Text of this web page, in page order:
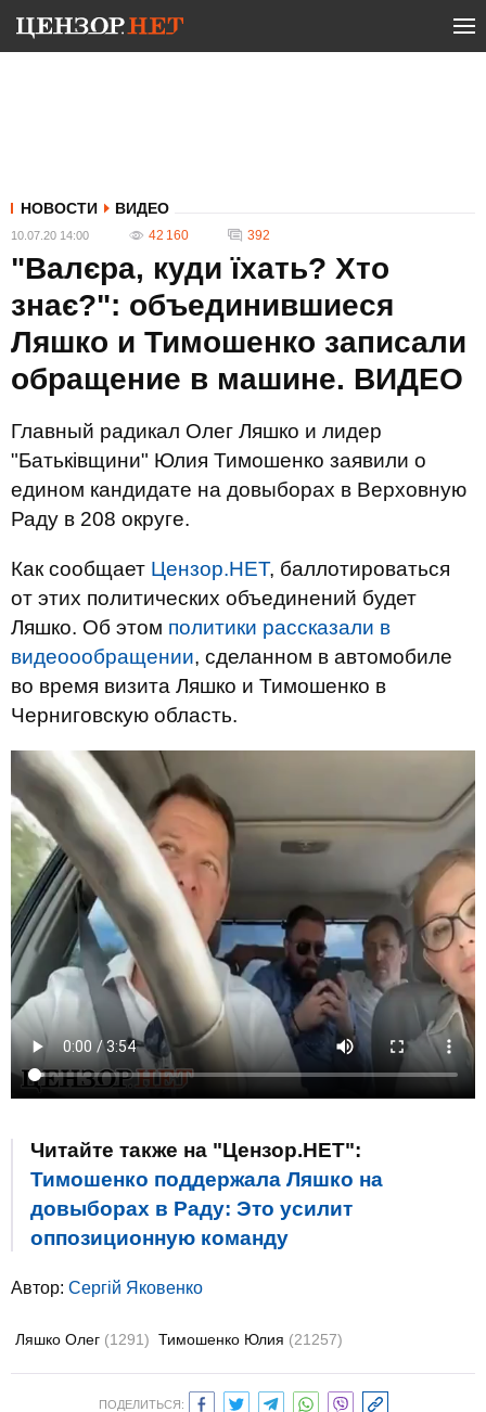
НОВОСТИ ВИДЕО
10.07.20 14:00 42 160 392
"Валєра, куди їхать? Хто
знає?": объединившиеся
Ляшко и Тимошенко записали
обращение в машине. ВИДЕО
Главный радикал Олег Ляшко и лидер
"Батьківщини" Юлия Тимошенко заявили о
едином кандидате на довыборах в Верховную
Раду в 208 округе.
Как сообщает Цензор.НЕТ, баллотироваться
от этих политических объединений будет
Ляшко. Об этом политики рассказали в
видеоообращении, сделанном в автомобиле
во время визита Ляшко и Тимошенко в
Черниговскую область.
Читайте также на "Цензор.НЕТ":
Тимошенко поддержала Ляшко на
довыборах в Раду: Это усилит
оппозиционную команду
Автор: Сергій Яковенко
Ляшко Олег (1291) Тимошенко Юлия (21257)
ПОДЕЛИТЬСЯ: